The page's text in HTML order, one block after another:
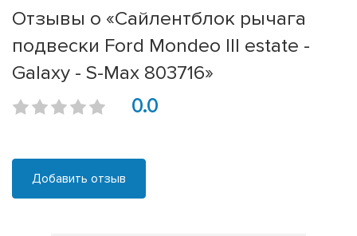
Отзывы о «Сайлентблок рычага
подвески Ford Mondeo III estate -
Galaxy - S-Max 803716»
0.0
Добавить отзыв